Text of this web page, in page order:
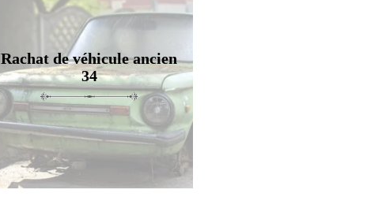
Rachat de véhicule ancien
34